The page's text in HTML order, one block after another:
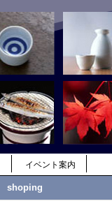
イベント案内
shoping